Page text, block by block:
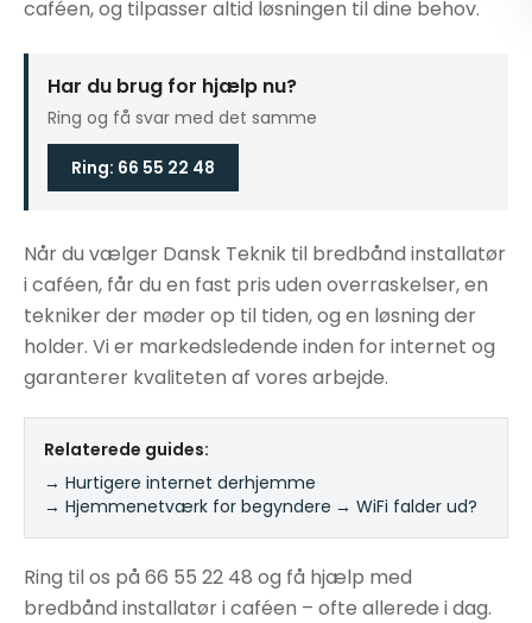
caféen, og tilpasser altid løsningen til dine behov.
Har du brug for hjælp nu?
Ring og få svar med det samme
Ring: 66 55 22 48
Når du vælger Dansk Teknik til bredbånd installatør
i caféen, får du en fast pris uden overraskelser, en
tekniker der møder op til tiden, og en løsning der
holder. Vi er markedsledende inden for internet og
garanterer kvaliteten af vores arbejde.
Relaterede guides:
→ Hurtigere internet derhjemme
→ Hjemmenetværk for begyndere → WiFi falder ud?
Ring til os på 66 55 22 48 og få hjælp med
bredbånd installatør i caféen – ofte allerede i dag.